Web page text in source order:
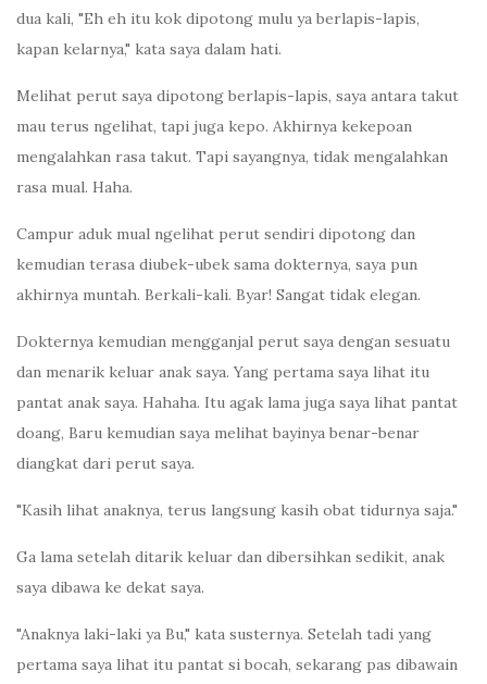
dua kali, "Eh eh itu kok dipotong mulu ya berlapis-lapis,
kapan kelarnya," kata saya dalam hati.
Melihat perut saya dipotong berlapis-lapis, saya antara takut
mau terus ngelihat, tapi juga kepo. Akhirnya kekepoan
mengalahkan rasa takut. Tapi sayangnya, tidak mengalahkan
rasa mual. Haha.
Campur aduk mual ngelihat perut sendiri dipotong dan
kemudian terasa diubek-ubek sama dokternya, saya pun
akhirnya muntah. Berkali-kali. Byar! Sangat tidak elegan.
Dokternya kemudian mengganjal perut saya dengan sesuatu
dan menarik keluar anak saya. Yang pertama saya lihat itu
pantat anak saya. Hahaha. Itu agak lama juga saya lihat pantat
doang, Baru kemudian saya melihat bayinya benar-benar
diangkat dari perut saya.
"Kasih lihat anaknya, terus langsung kasih obat tidurnya saja."
Ga lama setelah ditarik keluar dan dibersihkan sedikit, anak
saya dibawa ke dekat saya.
"Anaknya laki-laki ya Bu," kata susternya. Setelah tadi yang
pertama saya lihat itu pantat si bocah, sekarang pas dibawain